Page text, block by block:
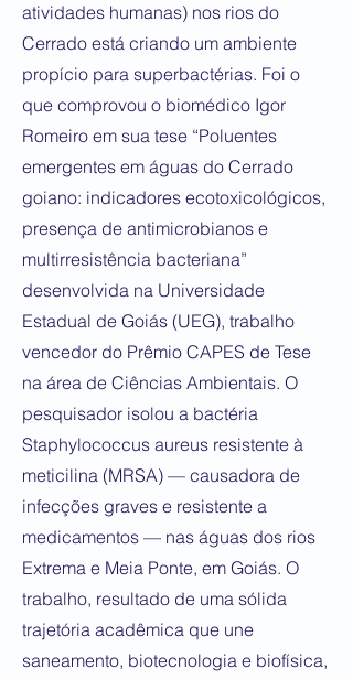
atividades humanas) nos rios do
Cerrado está criando um ambiente
propício para superbactérias. Foi o
que comprovou o biomédico Igor
Romeiro em sua tese “Poluentes
emergentes em águas do Cerrado
goiano: indicadores ecotoxicológicos,
presença de antimicrobianos e
multirresistência bacteriana”
desenvolvida na Universidade
Estadual de Goiás (UEG), trabalho
vencedor do Prêmio CAPES de Tese
na área de Ciências Ambientais. O
pesquisador isolou a bactéria
Staphylococcus aureus resistente à
meticilina (MRSA) — causadora de
infecções graves e resistente a
medicamentos — nas águas dos rios
Extrema e Meia Ponte, em Goiás. O
trabalho, resultado de uma sólida
trajetória acadêmica que une
saneamento, biotecnologia e biofísica,